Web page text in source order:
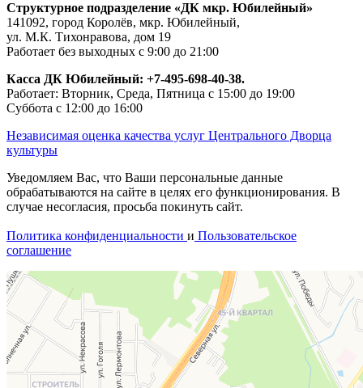
Структурное подразделение «ДК мкр. Юбилейный»
141092, город Королёв, мкр. Юбилейный,
ул. М.К. Тихонравова, дом 19
Работает без выходных с 9:00 до 21:00
Касса ДК Юбилейный: +7-495-698-40-38.
Работает: Вторник, Среда, Пятница с 15:00 до 19:00
Суббота с 12:00 до 16:00
Независимая оценка качества услуг Центрального Дворца
культуры
Уведомляем Вас, что Ваши персональные данные
обрабатываются на сайте в целях его функционирования. В
случае несогласия, просьба покинуть сайт.
Политика конфиденциальности и Пользовательское
соглашение